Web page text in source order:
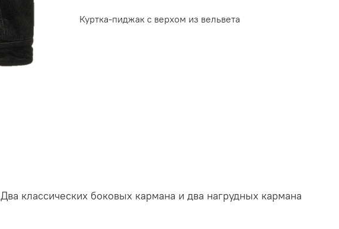
Куртка-пиджак с верхом из вельвета
Два классических боковых кармана и два нагрудных кармана